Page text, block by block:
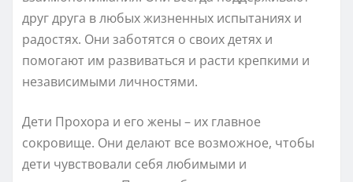
друг друга в любых жизненных испытаниях и
радостях. Они заботятся о своих детях и
помогают им развиваться и расти крепкими и
независимыми личностями.
Дети Прохора и его жены – их главное
сокровище. Они делают все возможное, чтобы
дети чувствовали себя любимыми и